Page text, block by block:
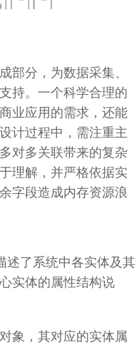
部分，为数据采集、
持。一个科学合理的
业应用的需求，还能
计过程中，需注重主
对多关联带来的复杂
理解，并严格依据实
字段造成内存资源浪
述了系统中各实体及其
实体的属性结构说
象，其对应的实体属